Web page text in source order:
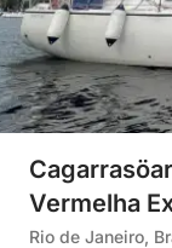
Vermelha
Rio de Janeiro,